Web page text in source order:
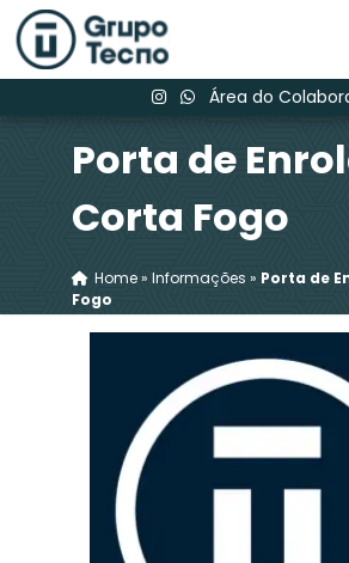
Área do
Porta de
Corta Fogo
Home» Informações » Porta de
Fogo